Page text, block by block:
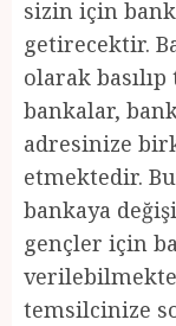
sizin için
getirecektir.
olarak
bankalar,
adresinize
etmektedir.
bankaya
gençler için
temsilcinize